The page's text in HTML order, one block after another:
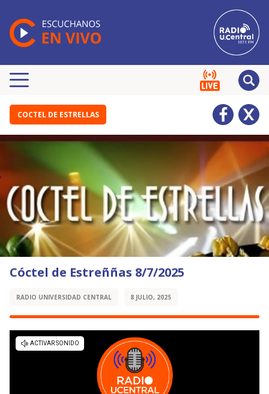
COCTEL DE ESTRELLAS
Cóctel de Estreññas 8/7/2025
RADIO UNIVERSIDAD CENTRAL 8 JULIO, 2025